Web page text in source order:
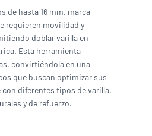
de hasta 16 mm, marca
requieren movilidad y
doblar varilla en
Esta herramienta
convirtiéndola en una
que buscan optimizar sus
diferentes tipos de varilla,
y de refuerzo.